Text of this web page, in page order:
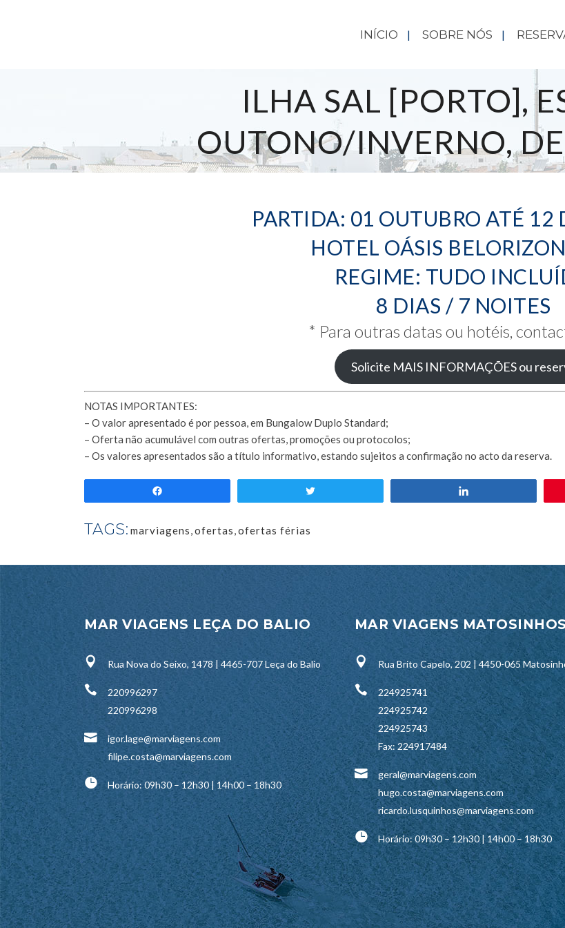
INÍCIO SOBRE NÓS
ILHA SAL [PORTO],
OUTONO/INVERNO,
PARTIDA: 01 OUTUBRO ATÉ 12
HOTEL OÁSIS
REGIME: TUDO
8 DIAS / 7 NOITES
* Para outras datas ou hotéis,
Solicite MAIS INFORMAÇÕES ou
NOTAS IMPORTANTES:
– O valor apresentado é por pessoa, em Bungalow Duplo Standard;
– Oferta não acumulável com outras ofertas, promoções ou protocolos;
– Os valores apresentados são a título informativo, estando sujeitos a confirmação no acto da reserva.
TAGS: marviagens ofertas ofertas férias
MAR VIAGENS LEÇA DO BALIO
Rua Nova do Seixo, 1478 | 4465-707 Leça do Balio
220996297
220996298
igor.lage@marviagens.com
filipe.costa@marviagens.com
Horário: 09h30 – 12h30 | 14h00 – 18h30
MAR VIAGENS MATOSINHOS
Rua Brito Capelo, 202 | 4450-065
224925741
224925742
224925743
Fax: 224917484
geral@marviagens.com
hugo.costa@marviagens.com
ricardo.lusquinhos@marviagens.com
Horário: 09h30 – 12h30 | 14h00 – 18h30